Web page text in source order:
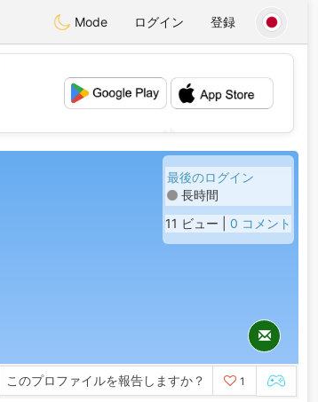
Mode ログイン 登録
最後のログイン
長時間
11 ビュー | 0 コメント
このプロファイルを報告しますか？ 1